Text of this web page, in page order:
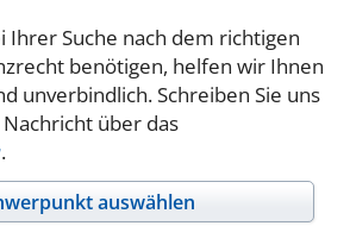
Ihrer Suche nach dem richtigen
benötigen, helfen wir Ihnen
unverbindlich. Schreiben Sie uns
über das
.
auswählen